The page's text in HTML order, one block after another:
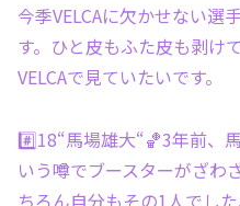
今季VELCAに欠かせない選
す。ひと皮もふた皮も剥け
VELCAで見ていたいです。
#️⃣18“馬場雄大“🏀3年前、
いう噂でブースターがざわ
ちろん自分もその1人でし